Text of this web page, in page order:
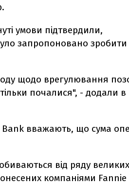
умови підтвердили,
запропоновано зробити
щодо врегулювання
почалися", - додали в
вважають, що сума
від ряду великих
компаніями Fannie